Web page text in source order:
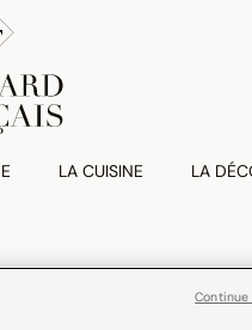
LA CUISINE LA
Lot De 2